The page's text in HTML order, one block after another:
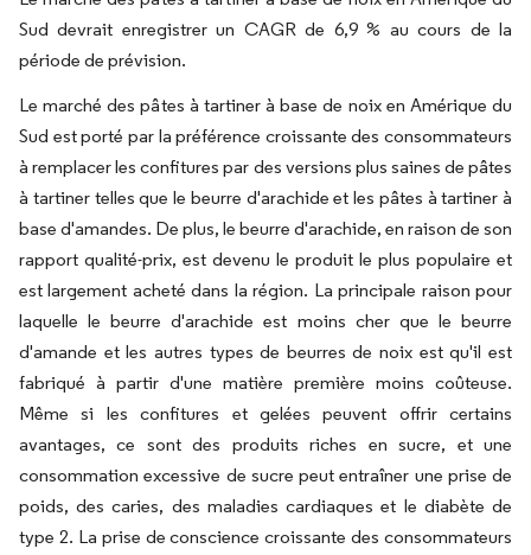
Sud devrait enregistrer un CAGR de 6,9 % au cours de la
période de prévision.
Le marché des pâtes à tartiner à base de noix en Amérique du
Sud est porté par la préférence croissante des consommateurs
à remplacer les confitures par des versions plus saines de pâtes
à tartiner telles que le beurre d'arachide et les pâtes à tartiner à
base d'amandes. De plus, le beurre d'arachide, en raison de son
rapport qualité-prix, est devenu le produit le plus populaire et
est largement acheté dans la région. La principale raison pour
laquelle le beurre d'arachide est moins cher que le beurre
d'amande et les autres types de beurres de noix est qu'il est
fabriqué à partir d'une matière première moins coûteuse.
Même si les confitures et gelées peuvent offrir certains
avantages, ce sont des produits riches en sucre, et une
consommation excessive de sucre peut entraîner une prise de
poids, des caries, des maladies cardiaques et le diabète de
type 2. La prise de conscience croissante des consommateurs